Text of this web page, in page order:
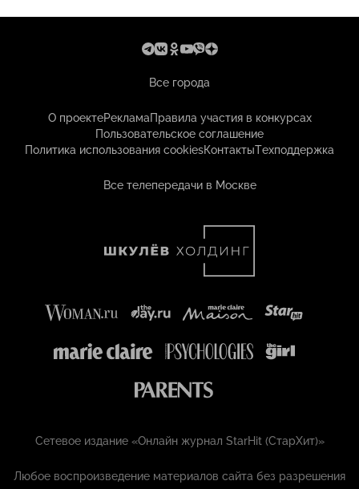
Все города
О проектеРекламаПравила участия в конкурсах
Пользовательское соглашение
Политика использования cookiesКонтактыТехподдержка
Все телепередачи в Москве
Сетевое издание «Онлайн журнал StarHit (СтарХит)»
Любое воспроизведение материалов сайта без разрешения